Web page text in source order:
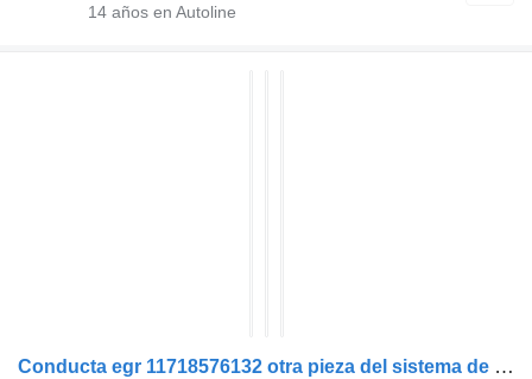
14 años en Autoline
Conducta egr 11718576132 otra pieza del sistema de escape para BMW X7 coche